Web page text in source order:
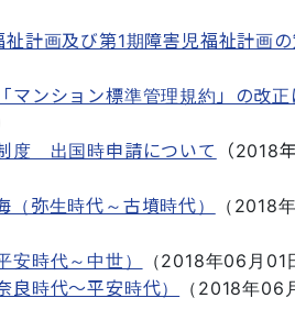
計画及び第1期障害児福祉計画
マンション標準管理規約」の改
度 出国時申請について
（2018
（弥生時代～古墳時代）
（ 2018
安時代～中世）
（2018年06月01
良時代～平安時代）
（ 2018年06